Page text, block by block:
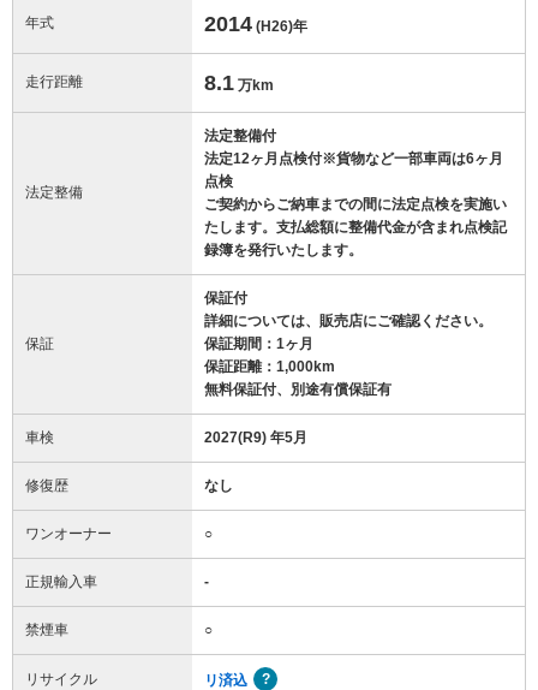
年式 2014 (H26)年
走行距離 8.1 万km
法定整備
法定整備付
法定12ヶ月点検付※貨物など一部車両は6ヶ月
点検
ご契約からご納車までの間に法定点検を実施い
たします。支払総額に整備代金が含まれ点検記
録簿を発行いたします。
保証
保証付
詳細については、販売店にご確認ください。
保証期間：1ヶ月
保証距離：1,000km
無料保証付、別途有償保証有
車検 2027(R9) 年5月
修復歴 なし
ワンオーナー ○
正規輸入車 -
禁煙車 ○
リサイクル リ済込